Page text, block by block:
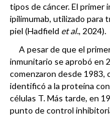
tipos de cáncer. El
ipilimumab, utilizado para
piel (Hadfield et al., 2024).
A pesar de que el
inmunitario se aprobó en
comenzaron desde 1983,
identificó a la proteína
células T. Más tarde, en
punto de control